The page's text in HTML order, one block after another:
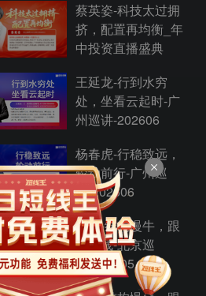
蔡英姿-科技太过拥
挤，配置再均衡_年
中投资直播盛典
王延龙-行到水穷
处，坐看云起时-广
州巡讲-202606
杨春虎-行稳致远，
轮动前行-广州巡
讲-202606
许为-结构慢牛，跟
随主线-北京巡
讲-202605